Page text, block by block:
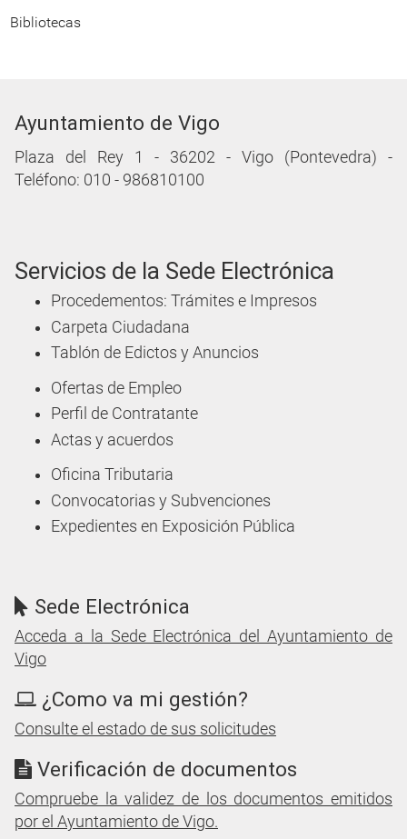
Bibliotecas
Ayuntamiento de Vigo
Plaza del Rey 1 - 36202 - Vigo (Pontevedra) -
Teléfono: 010 - 986810100
Servicios de la Sede Electrónica
Procedementos: Trámites e Impresos
Carpeta Ciudadana
Tablón de Edictos y Anuncios
Ofertas de Empleo
Perfil de Contratante
Actas y acuerdos
Oficina Tributaria
Convocatorias y Subvenciones
Expedientes en Exposición Pública
Sede Electrónica
Acceda a la Sede Electrónica del Ayuntamiento de
Vigo
¿Como va mi gestión?
Consulte el estado de sus solicitudes
Verificación de documentos
Compruebe la validez de los documentos emitidos
por el Ayuntamiento de Vigo.